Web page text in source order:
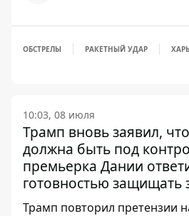
ОБСТРЕЛЫ РАКЕТНЫЙ УДАР
10:03, 08 июля
Трамп вновь заявил,
должна быть под
премьерка Дании
готовностью защищать
Трамп повторил претензии